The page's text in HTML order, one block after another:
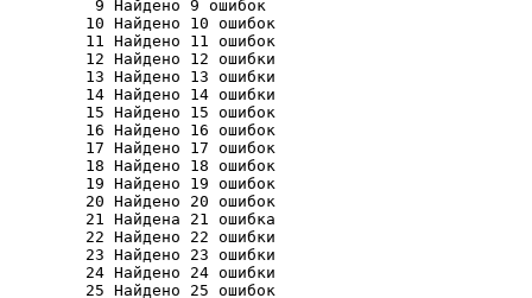
         9 Найдено 9 ошибок
        10 Найдено 10 ошибок
        11 Найдено 11 ошибок
        12 Найдено 12 ошибки
        13 Найдено 13 ошибки
        14 Найдено 14 ошибки
        15 Найдено 15 ошибок
        16 Найдено 16 ошибок
        17 Найдено 17 ошибок
        18 Найдено 18 ошибок
        19 Найдено 19 ошибок
        20 Найдено 20 ошибок
        21 Найдена 21 ошибка
        22 Найдено 22 ошибки
        23 Найдено 23 ошибки
        24 Найдено 24 ошибки
        25 Найдено 25 ошибок